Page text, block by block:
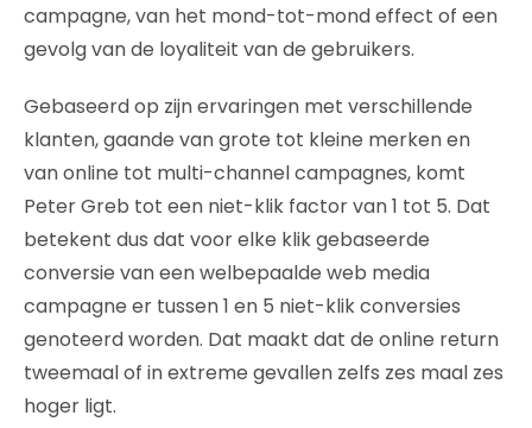
campagne, van het mond-tot-mond effect of een
gevolg van de loyaliteit van de gebruikers.
Gebaseerd op zijn ervaringen met verschillende
klanten, gaande van grote tot kleine merken en
van online tot multi-channel campagnes, komt
Peter Greb tot een niet-klik factor van 1 tot 5. Dat
betekent dus dat voor elke klik gebaseerde
conversie van een welbepaalde web media
campagne er tussen 1 en 5 niet-klik conversies
genoteerd worden. Dat maakt dat de online return
tweemaal of in extreme gevallen zelfs zes maal zes
hoger ligt.